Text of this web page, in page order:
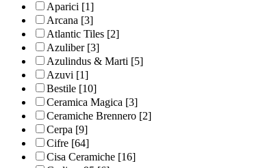
Aparici [1]
Arcana [3]
Atlantic Tiles [2]
Azuliber[3]
Azulindus & Marti [5]
Azuvi [1]
Bestile [10]
Ceramica Magica [3]
Ceramiche Brennero [2]
Cerpa [9]
Cifre [64]
Cisa Ceramiche [16]